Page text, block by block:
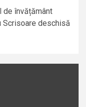
de învățământ
Scrisoare deschisă